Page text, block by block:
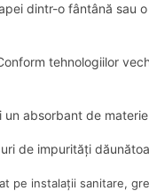
dintr-o fântână sau
tehnologiilor
absorbant de
de impurități
pe instalații sanitare,